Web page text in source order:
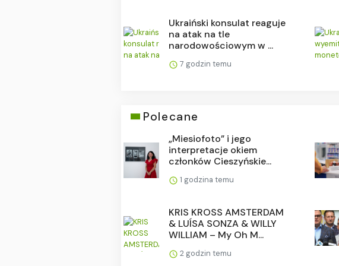
Ukraiński konsulat reaguje
na atak na tle
narodowościowym w ...
7 godzin temu
Polecane
„Miesiofoto” i jego
interpretacje okiem
członków Cieszyńskie...
1 godzina temu
KRIS KROSS AMSTERDAM
& LUÍSA SONZA & WILLY
WILLIAM – My Oh M...
2 godzin temu